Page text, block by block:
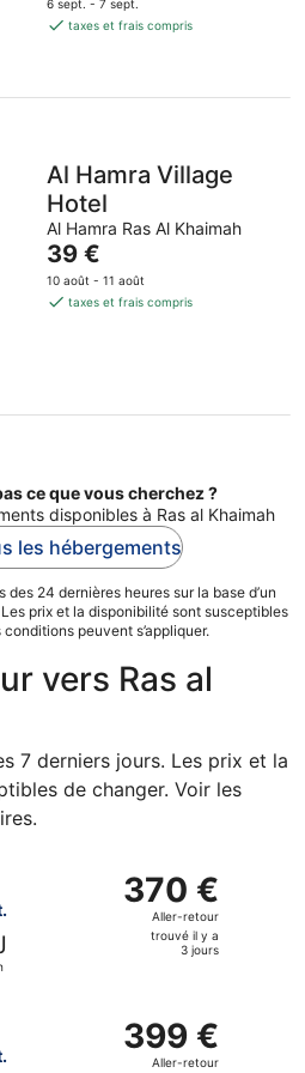
est
par
6 sept. - 7 sept.
taxes et frais compris
Al Hamra Village
Hotel
Al Hamra Ras Al Khaimah
Le
prix
est
39 €
10 août - 11 août
taxes et frais compris
ce que vous cherchez ?
disponibles à Ras al Khaimah
les hébergements
24 dernières heures sur la base d’un
prix et la disponibilité sont susceptibles
conditions peuvent s’appliquer.
vers Ras al
7 derniers jours. Les prix et la
de changer. Voir les
370 €
Aller-
retour,
a
3
370 €
Aller-retour
trouvé il y a
3 jours
décollant le mer 19 août
399 €
Aller-
399 €
Aller-retour
décollant le mer 19 août